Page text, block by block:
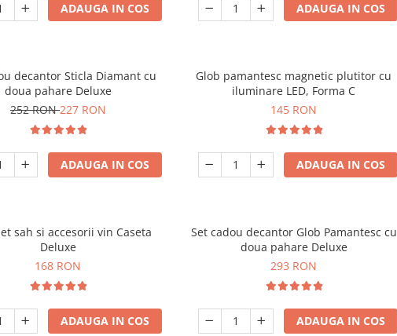
ADAUGA IN COS ADAUGA IN COS
decantor Sticla Diamant cu
doua pahare Deluxe
252 RON227 RON
ADAUGA IN COS
Glob pamantesc magnetic plutitor cu
iluminare LED, Forma C
145 RON
ADAUGA IN COS
sah si accesorii vin Caseta
Deluxe
168 RON
ADAUGA IN COS
Set cadou decantor Glob Pamantesc cu
doua pahare Deluxe
293 RON
ADAUGA IN COS